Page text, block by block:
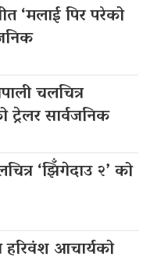
‘मलाई पिर परेको
चलचित्र
सार्वजनिक
‘झिँगेदाउ २’ को
आचार्यको